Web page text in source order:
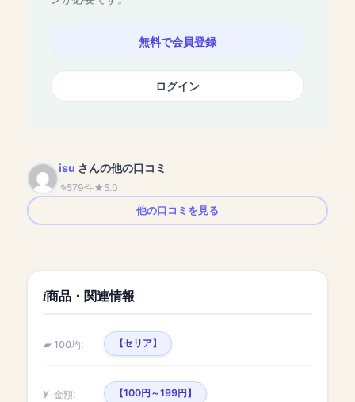
無料で会員登録
ログイン
isu さんの他の口コミ
579件
5.0
他の口コミを見る
商品・関連情報
100均: 【セリア】
金額: 【100円～199円】